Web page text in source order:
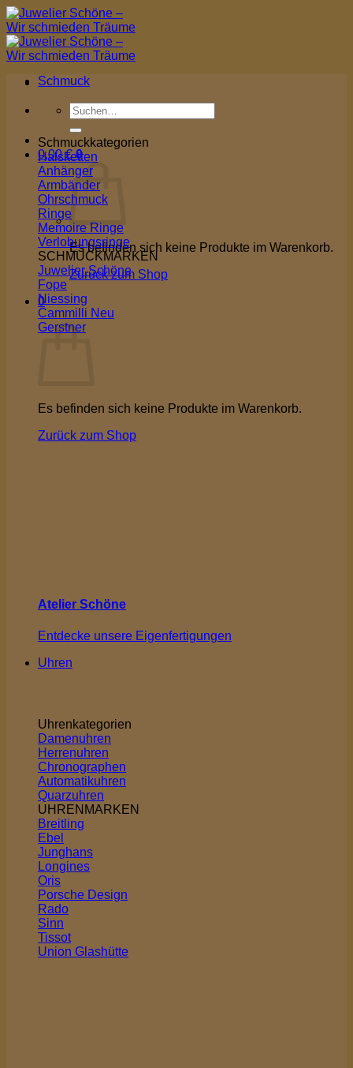
Zum
Inhalt
springen
Suchen
nach:
0,00€ 0
Es befinden sich keine Produkte im Warenkorb.
Zurück zum Shop
0
Warenkorb
Es befinden sich keine Produkte im Warenkorb.
Zurück zum Shop
Schmuck
Schmuckkategorien
Halsketten
Anhänger
Armbänder
Ohrschmuck
Ringe
Memoire Ringe
Verlobungsringe
SCHMUCKMARKEN
Juwelier Schöne
Fope
Niessing
Cammilli
Gerstner
Atelier Schöne
Entdecke unsere Eigenfertigungen
Uhren
Uhrenkategorien
Damenuhren
Herrenuhren
Chronographen
Automatikuhren
Quarzuhren
UHRENMARKEN
Breitling
Ebel
Junghans
Longines
Oris
Porsche Design
Rado
Sinn
Tissot
Union Glashütte